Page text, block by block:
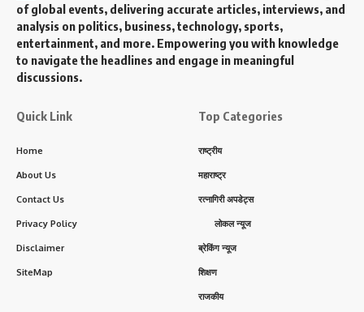
of global events, delivering accurate articles, interviews, and
analysis on politics, business, technology, sports,
entertainment, and more. Empowering you with knowledge
to navigate the headlines and engage in meaningful
discussions.
Quick Link
Home
About Us
Contact Us
Privacy Policy
Disclaimer
SiteMap
Top Categories
राष्ट्रीय
महाराष्ट्र
रत्नागिरी अपडेट्स
लोकल न्यूज
ब्रेकिंग न्यूज
शिक्षण
राजकीय